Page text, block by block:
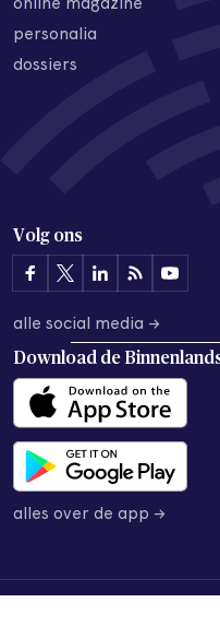
online magazine
personalia
dossiers
Volg ons
alle social media →
Download de
alles over de app →